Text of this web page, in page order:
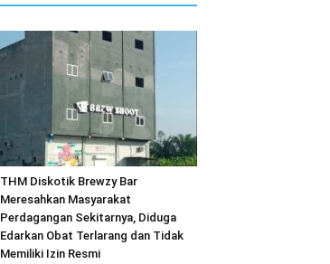
THM Diskotik Brewzy Bar
Meresahkan Masyarakat
Perdagangan Sekitarnya, Diduga
Edarkan Obat Terlarang dan Tidak
Memiliki Izin Resmi